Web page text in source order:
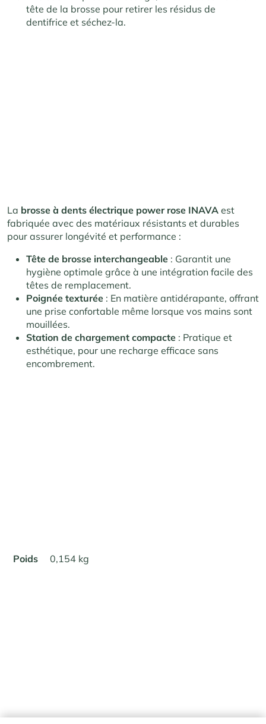
tête de la brosse pour retirer les résidus de
dentifrice et séchez-la.
La brosse à dents électrique power rose INAVA est
fabriquée avec des matériaux résistants et durables
pour assurer longévité et performance :
Tête de brosse interchangeable : Garantit une
hygiène optimale grâce à une intégration facile des
têtes de remplacement.
Poignée texturée : En matière antidérapante, offrant
une prise confortable même lorsque vos mains sont
mouillées.
Station de chargement compacte : Pratique et
esthétique, pour une recharge efficace sans
encombrement.
Poids 0,154 kg